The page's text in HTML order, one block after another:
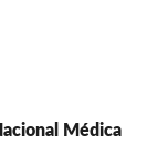
Médica